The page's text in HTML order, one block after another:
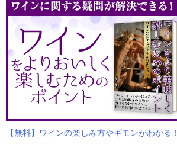
【無料】ワインの楽しみ方やギモンがわかる！